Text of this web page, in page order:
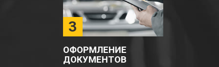
3
ОФОРМЛЕНИЕ
ДОКУМЕНТОВ